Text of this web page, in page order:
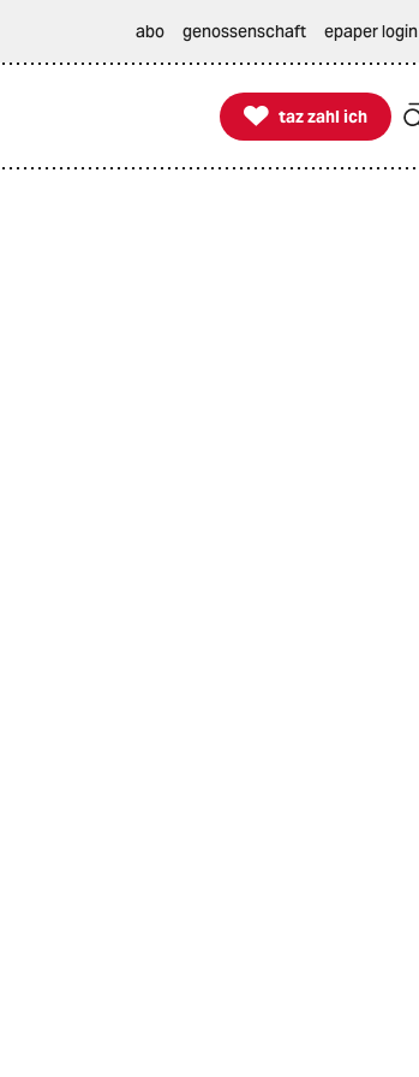
abo genossenschaft epaper login

taz zahl ich
taz zahl ich